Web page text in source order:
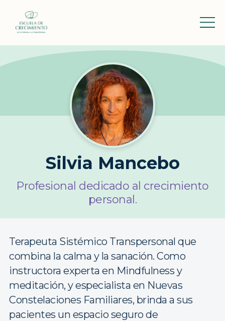
Silvia Mancebo
Profesional dedicado al crecimiento
personal.
Terapeuta Sistémico Transpersonal que
combina la calma y la sanación. Como
instructora experta en Mindfulness y
meditación, y especialista en Nuevas
Constelaciones Familiares, brinda a sus
pacientes un espacio seguro de